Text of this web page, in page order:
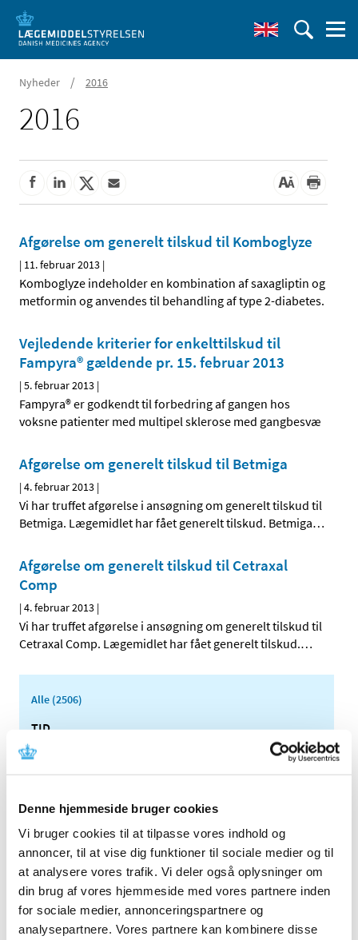
Denne hjemmeside bruger cookies
Vi bruger cookies til at tilpasse vores indhold og
annoncer, til at vise dig funktioner til sociale medier og til
at analysere vores trafik. Vi deler også oplysninger om
din brug af vores hjemmeside med vores partnere inden
for sociale medier, annonceringspartnere og
analysepartnere. Vores partnere kan kombinere disse
Nyheder / 2016
2016
Afgørelse om generelt tilskud til Komboglyze
| 11. februar 2013 |
Komboglyze indeholder en kombination af saxagliptin og
metformin og anvendes til behandling af type 2-diabetes.
Vejledende kriterier for enkelttilskud til
Fampyra® gældende pr. 15. februar 2013
|5. februar 2013 |
Fampyra® er godkendt til forbedring af gangen hos
voksne patienter med multipel sklerose med gangbesvæ
Afgørelse om generelt tilskud til Betmiga
|4. februar 2013 |
Vi har truffet afgørelse i ansøgning om generelt tilskud til
Betmiga. Lægemidlet har fået generelt tilskud. Betmiga…
Afgørelse om generelt tilskud til Cetraxal
Comp
|4. februar 2013 |
Vi har truffet afgørelse i ansøgning om generelt tilskud til
Cetraxal Comp. Lægemidlet har fået generelt tilskud.…
Alle (2506)
TID
2026 (84)
2025 (158)
2023 (195)
2022 (197)
2021 (516)
2020 (263)
2019 (159)
2018 (150)